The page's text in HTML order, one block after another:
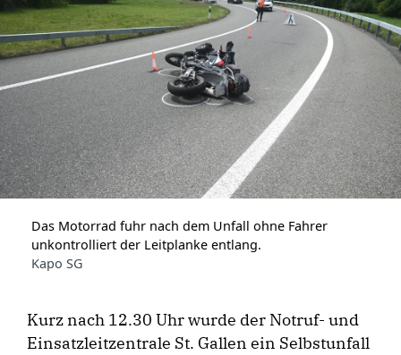
Das Motorrad fuhr nach dem Unfall ohne Fahrer
unkontrolliert der Leitplanke entlang.
Kapo SG
Kurz nach 12.30 Uhr wurde der Notruf- und
Einsatzleitzentrale St. Gallen ein Selbstunfall